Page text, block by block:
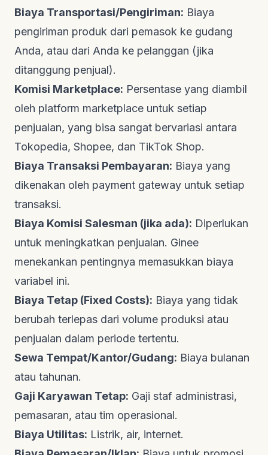
Biaya Transportasi/Pengiriman: Biaya
pengiriman produk dari pemasok ke gudang
Anda, atau dari Anda ke pelanggan (jika
ditanggung penjual).
Komisi Marketplace: Persentase yang diambil
oleh platform marketplace untuk setiap
penjualan, yang bisa sangat bervariasi antara
Tokopedia, Shopee, dan TikTok Shop.
Biaya Transaksi Pembayaran: Biaya yang
dikenakan oleh payment gateway untuk setiap
transaksi.
Biaya Komisi Salesman (jika ada): Diperlukan
untuk meningkatkan penjualan. Ginee
menekankan pentingnya memasukkan biaya
variabel ini.
Biaya Tetap (Fixed Costs): Biaya yang tidak
berubah terlepas dari volume produksi atau
penjualan dalam periode tertentu.
Sewa Tempat/Kantor/Gudang: Biaya bulanan
atau tahunan.
Gaji Karyawan Tetap: Gaji staf administrasi,
pemasaran, atau tim operasional.
Biaya Utilitas: Listrik, air, internet.